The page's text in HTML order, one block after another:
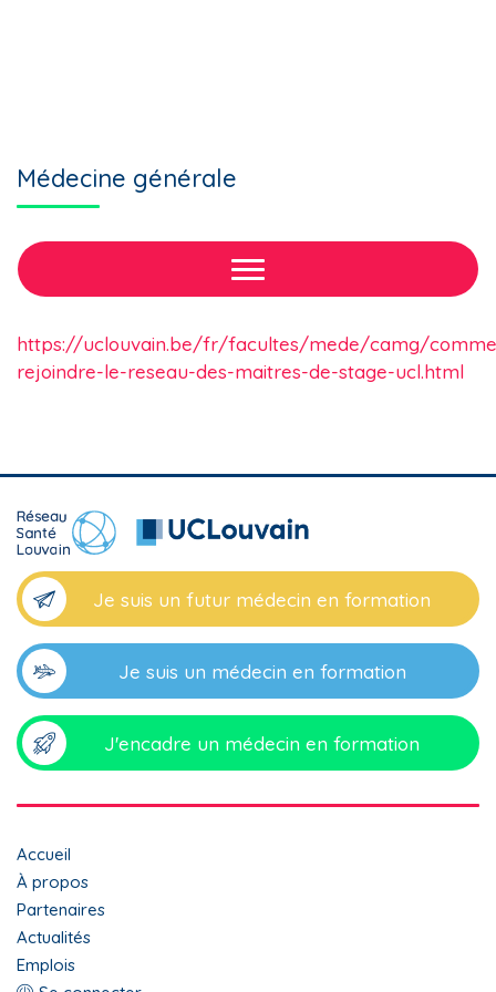
Médecine générale
https://uclouvain.be/fr/facultes/mede/camg/
rejoindre-le-reseau-des-maitres-de-stage-ucl.html
Je suis un futur médecin en formation
Je suis un médecin en formation
J'encadre un médecin en formation
Top
menu
footer
Accueil
À propos
Partenaires
Actualités
Emplois